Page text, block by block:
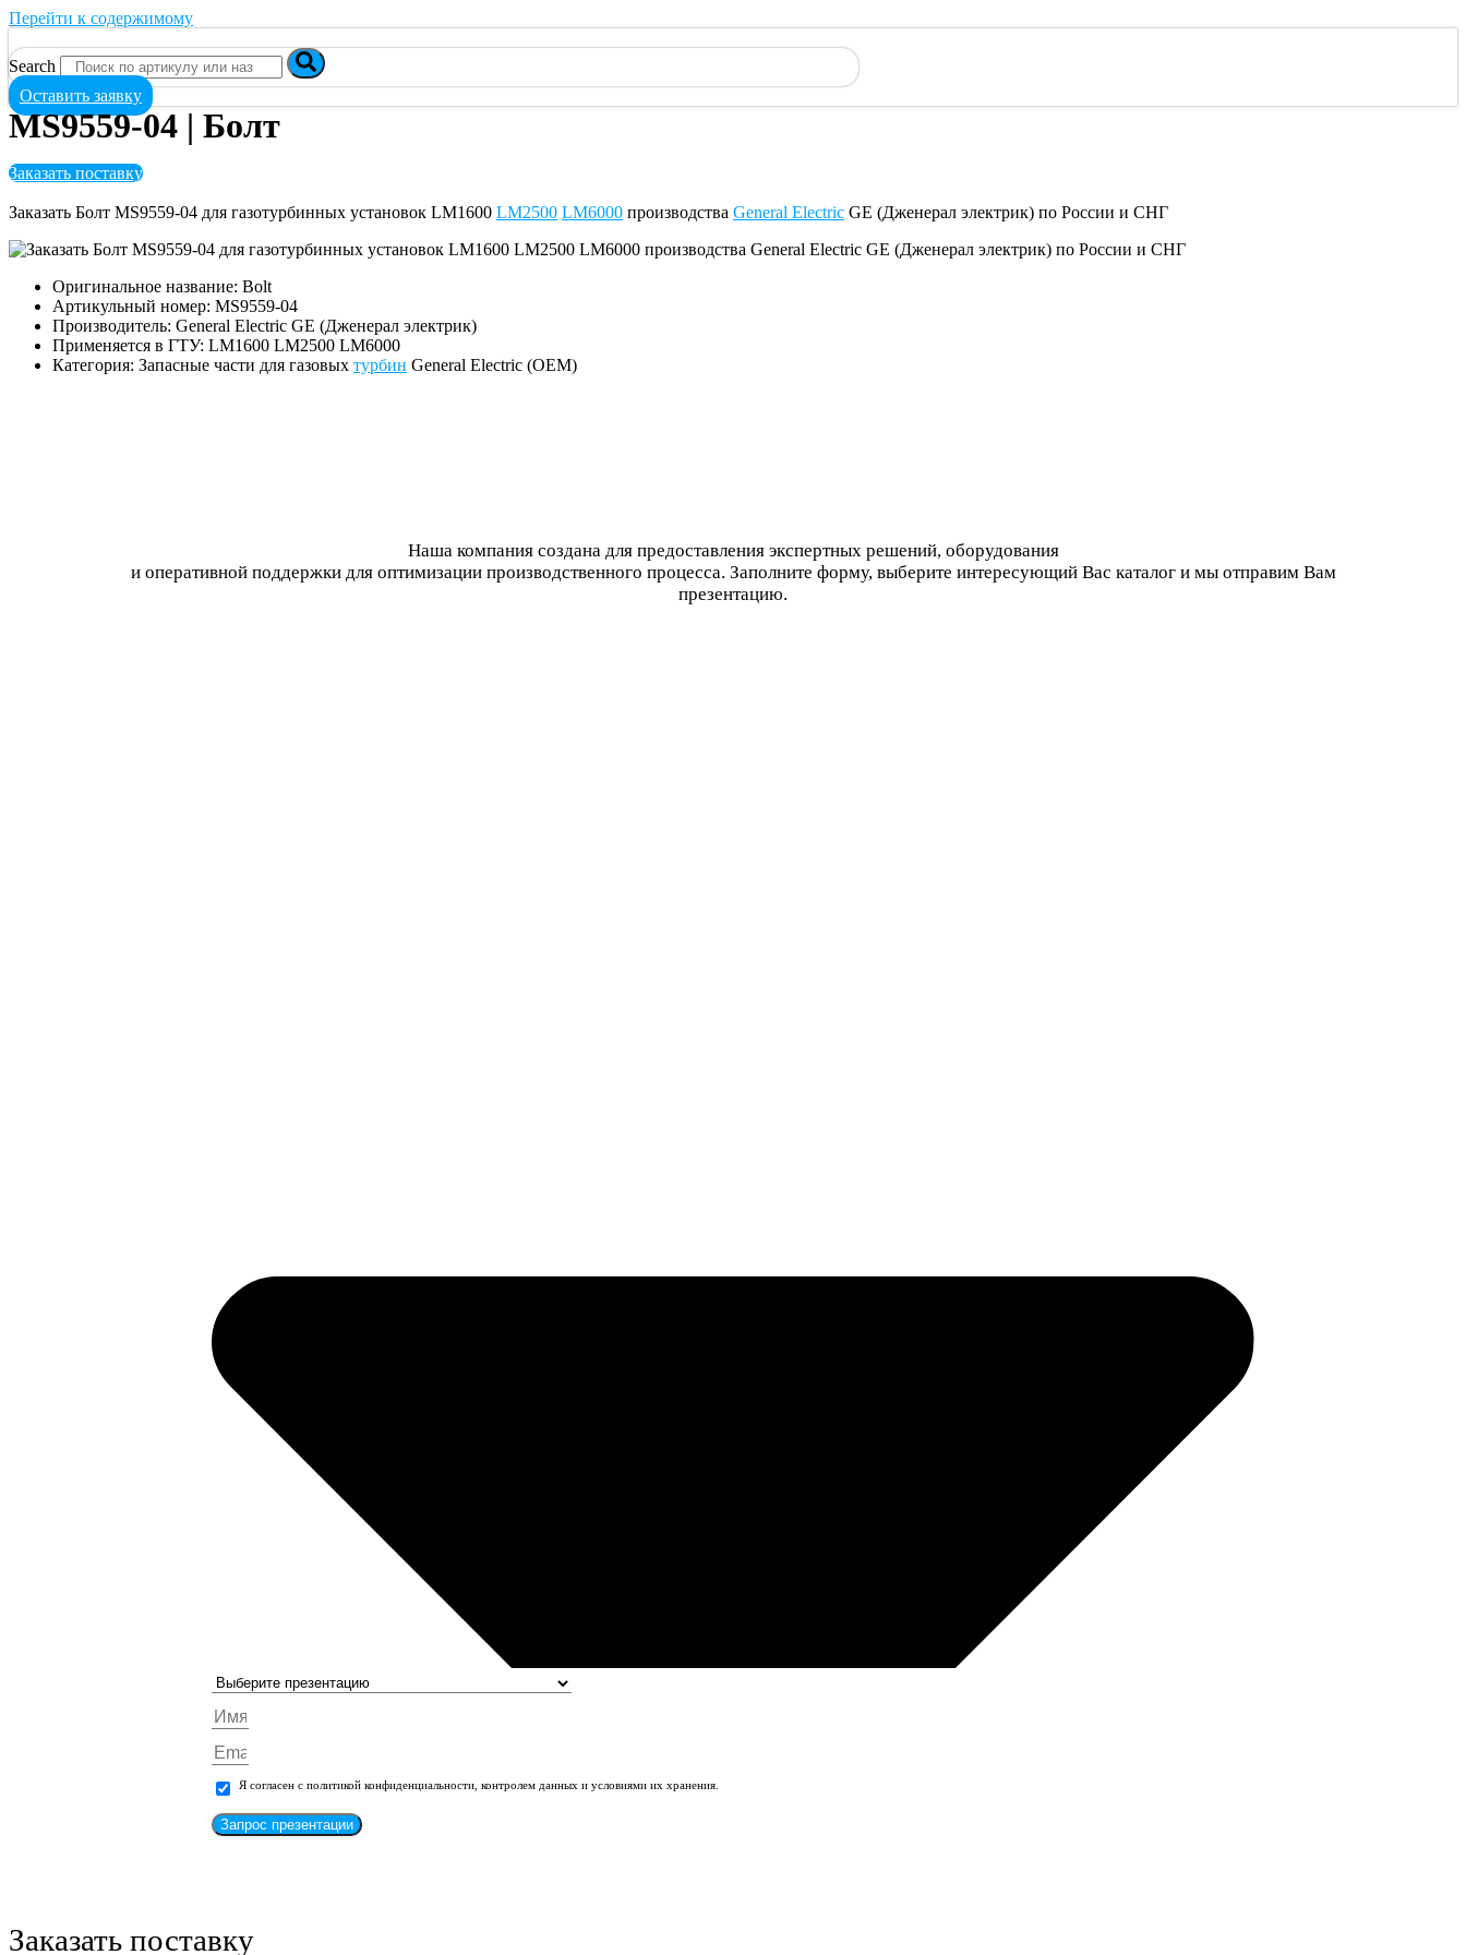
Перейти к содержимому
Search
Оставить заявку
MS9559-04 | Болт
Заказать поставку
Заказать Болт MS9559-04 для газотурбинных установок LM1600 LM2500 LM6000 производства General Electric GE (Дженерал электрик) по России и СНГ
Оригинальное название: Bolt
Артикульный номер: MS9559-04
Производитель: General Electric GE (Дженерал электрик)
Применяется в ГТУ: LM1600 LM2500 LM6000
Категория: Запасные части для газовых турбин General Electric (OEM)
Наша компания создана для предоставления экспертных решений, оборудования
и оперативной поддержки для оптимизации производственного процесса. Заполните форму, выберите интересующий Вас каталог и мы отправим Вам
презентацию.
Я согласен с политикой конфиденциальности, контролем данных и условиями их хранения.
Запрос презентации
Заказать поставку